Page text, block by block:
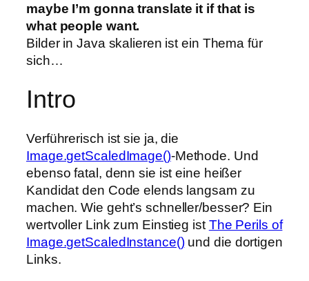
maybe I’m gonna translate it if that is
what people want.
Bilder in Java skalieren ist ein Thema für
sich…
Intro
Verführerisch ist sie ja, die
Image.getScaledImage()-Methode. Und
ebenso fatal, denn sie ist eine heißer
Kandidat den Code elends langsam zu
machen. Wie geht’s schneller/besser? Ein
wertvoller Link zum Einstieg istThe Perils of
Image.getScaledInstance()und die dortigen
Links.